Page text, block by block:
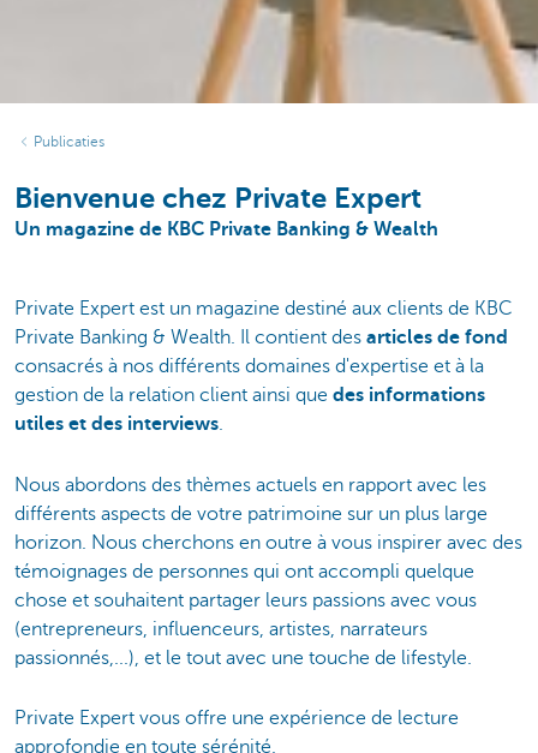
Publicaties
Bienvenue chez Private Expert
Un magazine de KBC Private Banking & Wealth
Private Expert est un magazine destiné aux clients de KBC
Private Banking & Wealth. Il contient des articles de fond
consacrés à nos différents domaines d'expertise et à la
gestion de la relation client ainsi que des informations
utiles et des interviews.
Nous abordons des thèmes actuels en rapport avec les
différents aspects de votre patrimoine sur un plus large
horizon. Nous cherchons en outre à vous inspirer avec des
témoignages de personnes qui ont accompli quelque
chose et souhaitent partager leurs passions avec vous
(entrepreneurs, influenceurs, artistes, narrateurs
passionnés,...), et le tout avec une touche de lifestyle.
Private Expert vous offre une expérience de lecture
approfondie en toute sérénité.